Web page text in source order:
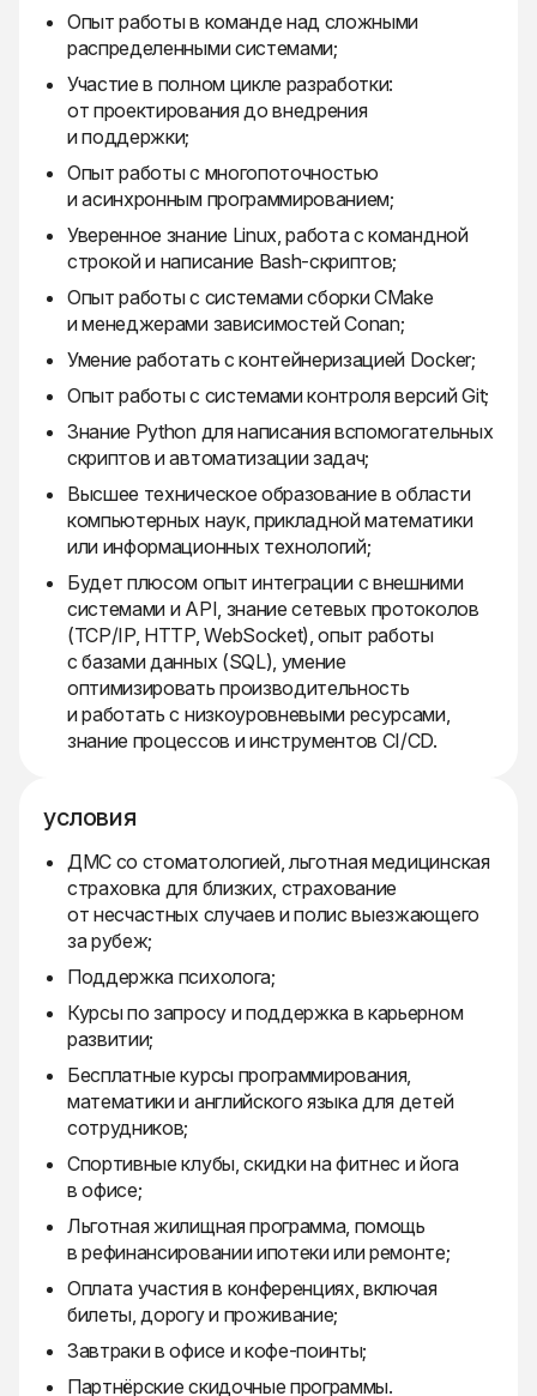
Опыт работы в команде над сложными
распределенными системами;
Участие в полном цикле разработки:
от проектирования до внедрения
и поддержки;
Опыт работы с многопоточностью
и асинхронным программированием;
Уверенное знание Linux, работа с командной
строкой и написание Bash-скриптов;
Опыт работы с системами сборки CMake
и менеджерами зависимостей Conan;
Умение работать с контейнеризацией Docker;
Опыт работы с системами контроля версий Git;
Знание Python для написания вспомогательных
скриптов и автоматизации задач;
Высшее техническое образование в области
компьютерных наук, прикладной математики
или информационных технологий;
Будет плюсом опыт интеграции с внешними
системами и API, знание сетевых протоколов
(TCP/IP, HTTP, WebSocket), опыт работы
с базами данных (SQL), умение
оптимизировать производительность
и работать с низкоуровневыми ресурсами,
знание процессов и инструментов CI/CD.
условия
ДМС со стоматологией, льготная медицинская
страховка для близких, страхование
от несчастных случаев и полис выезжающего
за рубеж;
Поддержка психолога;
Курсы по запросу и поддержка в карьерном
развитии;
Бесплатные курсы программирования,
математики и английского языка для детей
сотрудников;
Спортивные клубы, скидки на фитнес и йога
в офисе;
Льготная жилищная программа, помощь
в рефинансировании ипотеки или ремонте;
Оплата участия в конференциях, включая
билеты, дорогу и проживание;
Завтраки в офисе и кофе-поинты;
Партнёрские скидочные программы.